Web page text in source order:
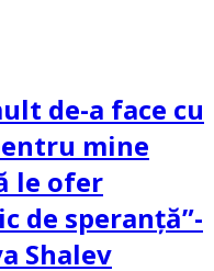
de-a face cu
mine
le ofer
de speranță”-
Shalev